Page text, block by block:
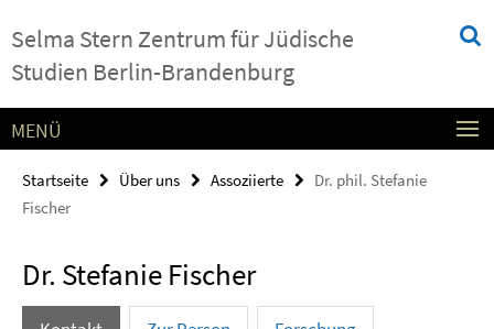
direkt
zu
Selma Stern Zentrum für Jüdische
Studien Berlin-Brandenburg
Service-
Navigation
MENÜ
Startseite Über uns Assoziierte
Dr. phil. Stefanie
Fischer
Dr. Stefanie Fischer